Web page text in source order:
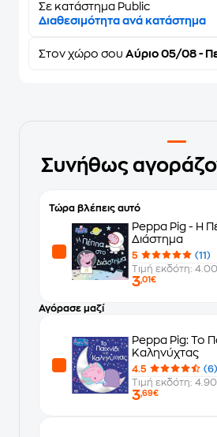
Σε κατάστημα Public
Διαθεσιμότητα ανά κατάστημα
Στον χώρο σου Αύριο 05/08 -
Συνήθως
Τώρα βλέπεις αυτό
Peppa Pig - Η
Διάστημα
5
(11)
Τιμή εκδότη:
3,01€
Αγόρασε μαζί
Peppa Pig: Το
Καληνύχτας
4.5
(6)
Τιμή εκδότη:
3,69€